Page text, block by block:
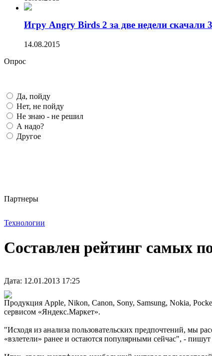
Игру Angry Birds 2 за две недели скачали
14.08.2015
Опрос
Да, пойду
Нет, не пойду
Не знаю - не решил
А надо?
Другое
Партнеры
Технологии
Составлен рейтинг самых
Дата: 12.01.2013 17:25
Продукция Apple, Nikon, Canon, Sony, Samsung, Nokia,
сервисом «Яндекс.Маркет».
"Исходя из анализа пользовательских предпочтений, мы
«взлетели» ранее и остаются популярными сейчас", -